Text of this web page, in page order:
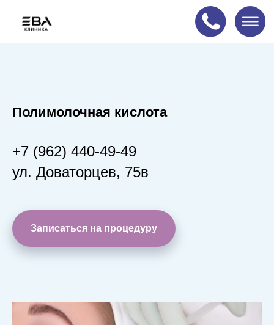
Полимолочная кислота
+7 (962) 440-49-49
ул. Доваторцев, 75в
Записаться на процедуру